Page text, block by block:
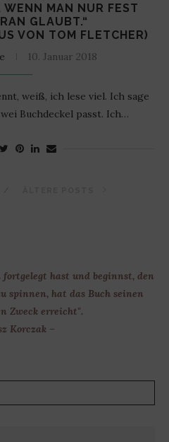
WENN MAN NUR FEST
GLAUBT.“
VON TOM FLETCHER)
10. Januar 2018
weiß, ich lese viel. Ich sage
Buchdeckel passt. Ich…
fortgelegt hast und beginnst, den
spinnen, hat das Buch seinen
Zweck erreicht".
Korczak –